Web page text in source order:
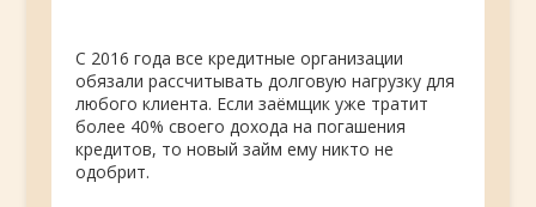
С 2016 года все кредитные организации
обязали рассчитывать долговую нагрузку для
любого клиента. Если заёмщик уже тратит
более 40% своего дохода на погашения
кредитов, то новый займ ему никто не
одобрит.